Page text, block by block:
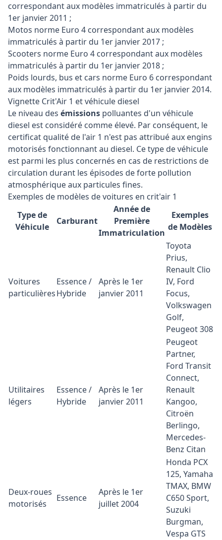
correspondant aux modèles immatriculés à partir du
1er janvier 2011 ;
Motos norme Euro 4 correspondant aux modèles
immatriculés à partir du 1er janvier 2017 ;
Scooters norme Euro 4 correspondant aux modèles
immatriculés à partir du 1er janvier 2018 ;
Poids lourds, bus et cars norme Euro 6 correspondant
aux modèles immatriculés à partir du 1er janvier 2014.
Vignette Crit'Air 1 et véhicule diesel
Le niveau des émissions polluantes d'un véhicule
diesel est considéré comme élevé. Par conséquent, le
certificat qualité de l'air 1 n'est pas attribué aux engins
motorisés fonctionnant au diesel. Ce type de véhicule
est parmi les plus concernés en cas de restrictions de
circulation durant les épisodes de forte pollution
atmosphérique aux particules fines.
Exemples de modèles de voitures en crit'air 1
Type de
Véhicule
Carburant
Année de
Première
Immatriculation
Exemples
de Modèles
Voitures
particulières
Essence /
Hybride
Après le 1er
janvier 2011
Toyota
Prius,
Renault Clio
IV, Ford
Focus,
Volkswagen
Golf,
Peugeot 308
Utilitaires
légers
Essence /
Hybride
Après le 1er
janvier 2011
Peugeot
Partner,
Ford Transit
Connect,
Renault
Kangoo,
Citroën
Berlingo,
Mercedes-
Benz Citan
Deux-roues
motorisés
Essence
Après le 1er
juillet 2004
Honda PCX
125, Yamaha
TMAX, BMW
C650 Sport,
Suzuki
Burgman,
Vespa GTS